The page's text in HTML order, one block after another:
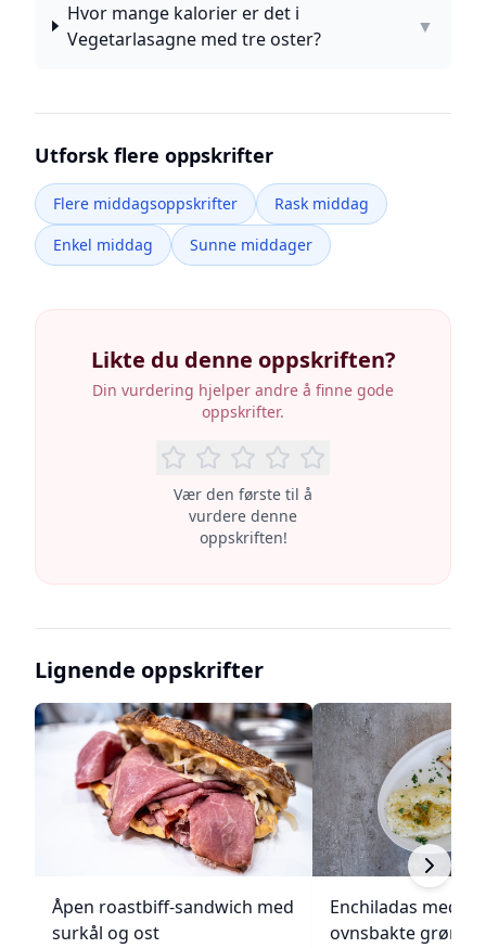
Hvor mange kalorier er det i
Vegetarlasagne med tre oster?
▼
Utforsk flere oppskrifter
Flere middagsoppskrifter
Rask middag
Enkel middag
Sunne middager
Likte du denne oppskriften?
Din vurdering hjelper andre å finne gode
oppskrifter.
Vær den første til å
vurdere denne
oppskriften!
Lignende oppskrifter
Åpen roastbiff-sandwich med
surkål og ost
Enchiladas med
ovnsbakte